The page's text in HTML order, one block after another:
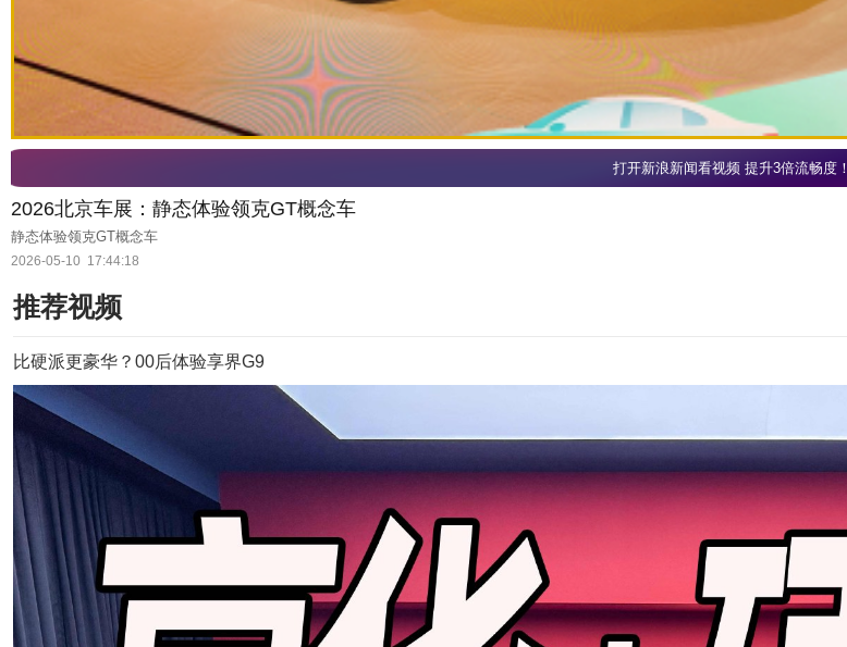
打开新浪新闻看视频 提升3倍流畅度！
2026北京车展：静态体验领克GT概念车
静态体验领克GT概念车
2026-05-10 17:44:18
推荐视频
比硬派更豪华？00后体验享界G9